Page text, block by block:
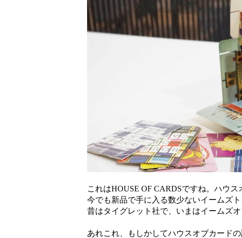
これはHOUSE OF CARDSですね。ハウス
今でも新品で手に入る数少ないイームズト
昔はタイグレット社で、いまはイームズオ
あれこれ、もしかしてハウスオブカード